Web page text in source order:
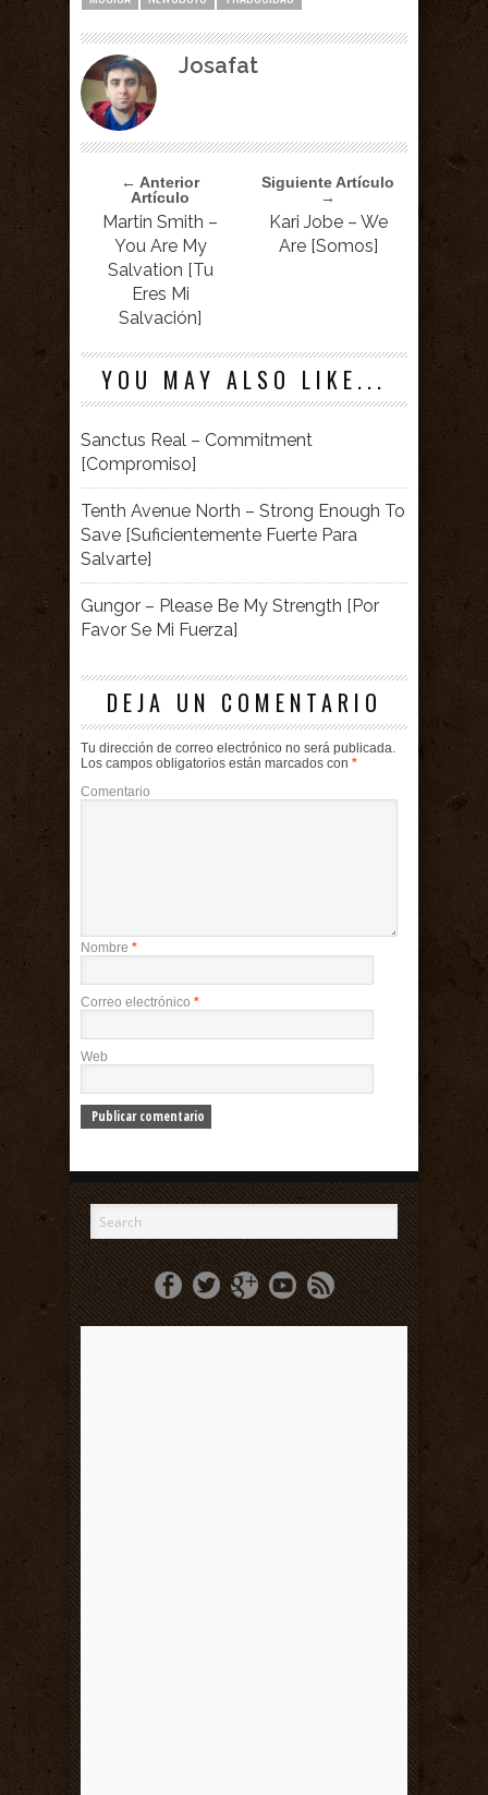
Josafat
← Anterior
Artículo
Martin Smith –
You Are My
Salvation [Tu
Eres Mi
Salvación]
Siguiente Artículo
→
Kari Jobe – We
Are [Somos]
YOU MAY ALSO LIKE...
Sanctus Real – Commitment
[Compromiso]
Tenth Avenue North – Strong Enough To
Save [Suficientemente Fuerte Para
Salvarte]
Gungor – Please Be My Strength [Por
Favor Se Mi Fuerza]
DEJA UN COMENTARIO
Tu dirección de correo electrónico no será publicada.
Los campos obligatorios están marcados con *
Comentario
Nombre *
Correo electrónico *
Web